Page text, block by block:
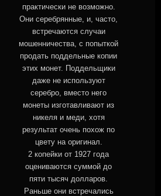
практически не возможно.
Они серебрянные, и, часто,
встречаются случаи
мошенничества, с попыткой
продать поддельные копии
этих монет. Поддельщики
даже не используют
серебро, вместо него
монеты изготавливают из
никеля и меди, хотя
результат очень похож по
цвету на оригинал.
2 копейки от 1927 года
оцениваются суммой до
пяти тысяч долларов.
Раньше они встречались